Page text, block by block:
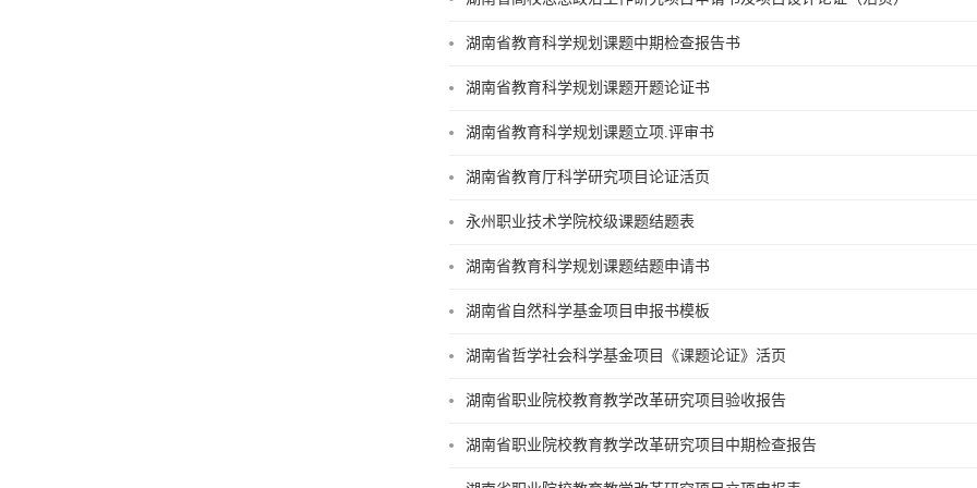
湖南省教育科学规划课题中期检查报告书
湖南省教育科学规划课题开题论证书
湖南省教育科学规划课题立项.评审书
湖南省教育厅科学研究项目论证活页
永州职业技术学院校级课题结题表
湖南省教育科学规划课题结题申请书
湖南省自然科学基金项目申报书模板
湖南省哲学社会科学基金项目《课题论证》活页
湖南省职业院校教育教学改革研究项目验收报告
湖南省职业院校教育教学改革研究项目中期检查报告